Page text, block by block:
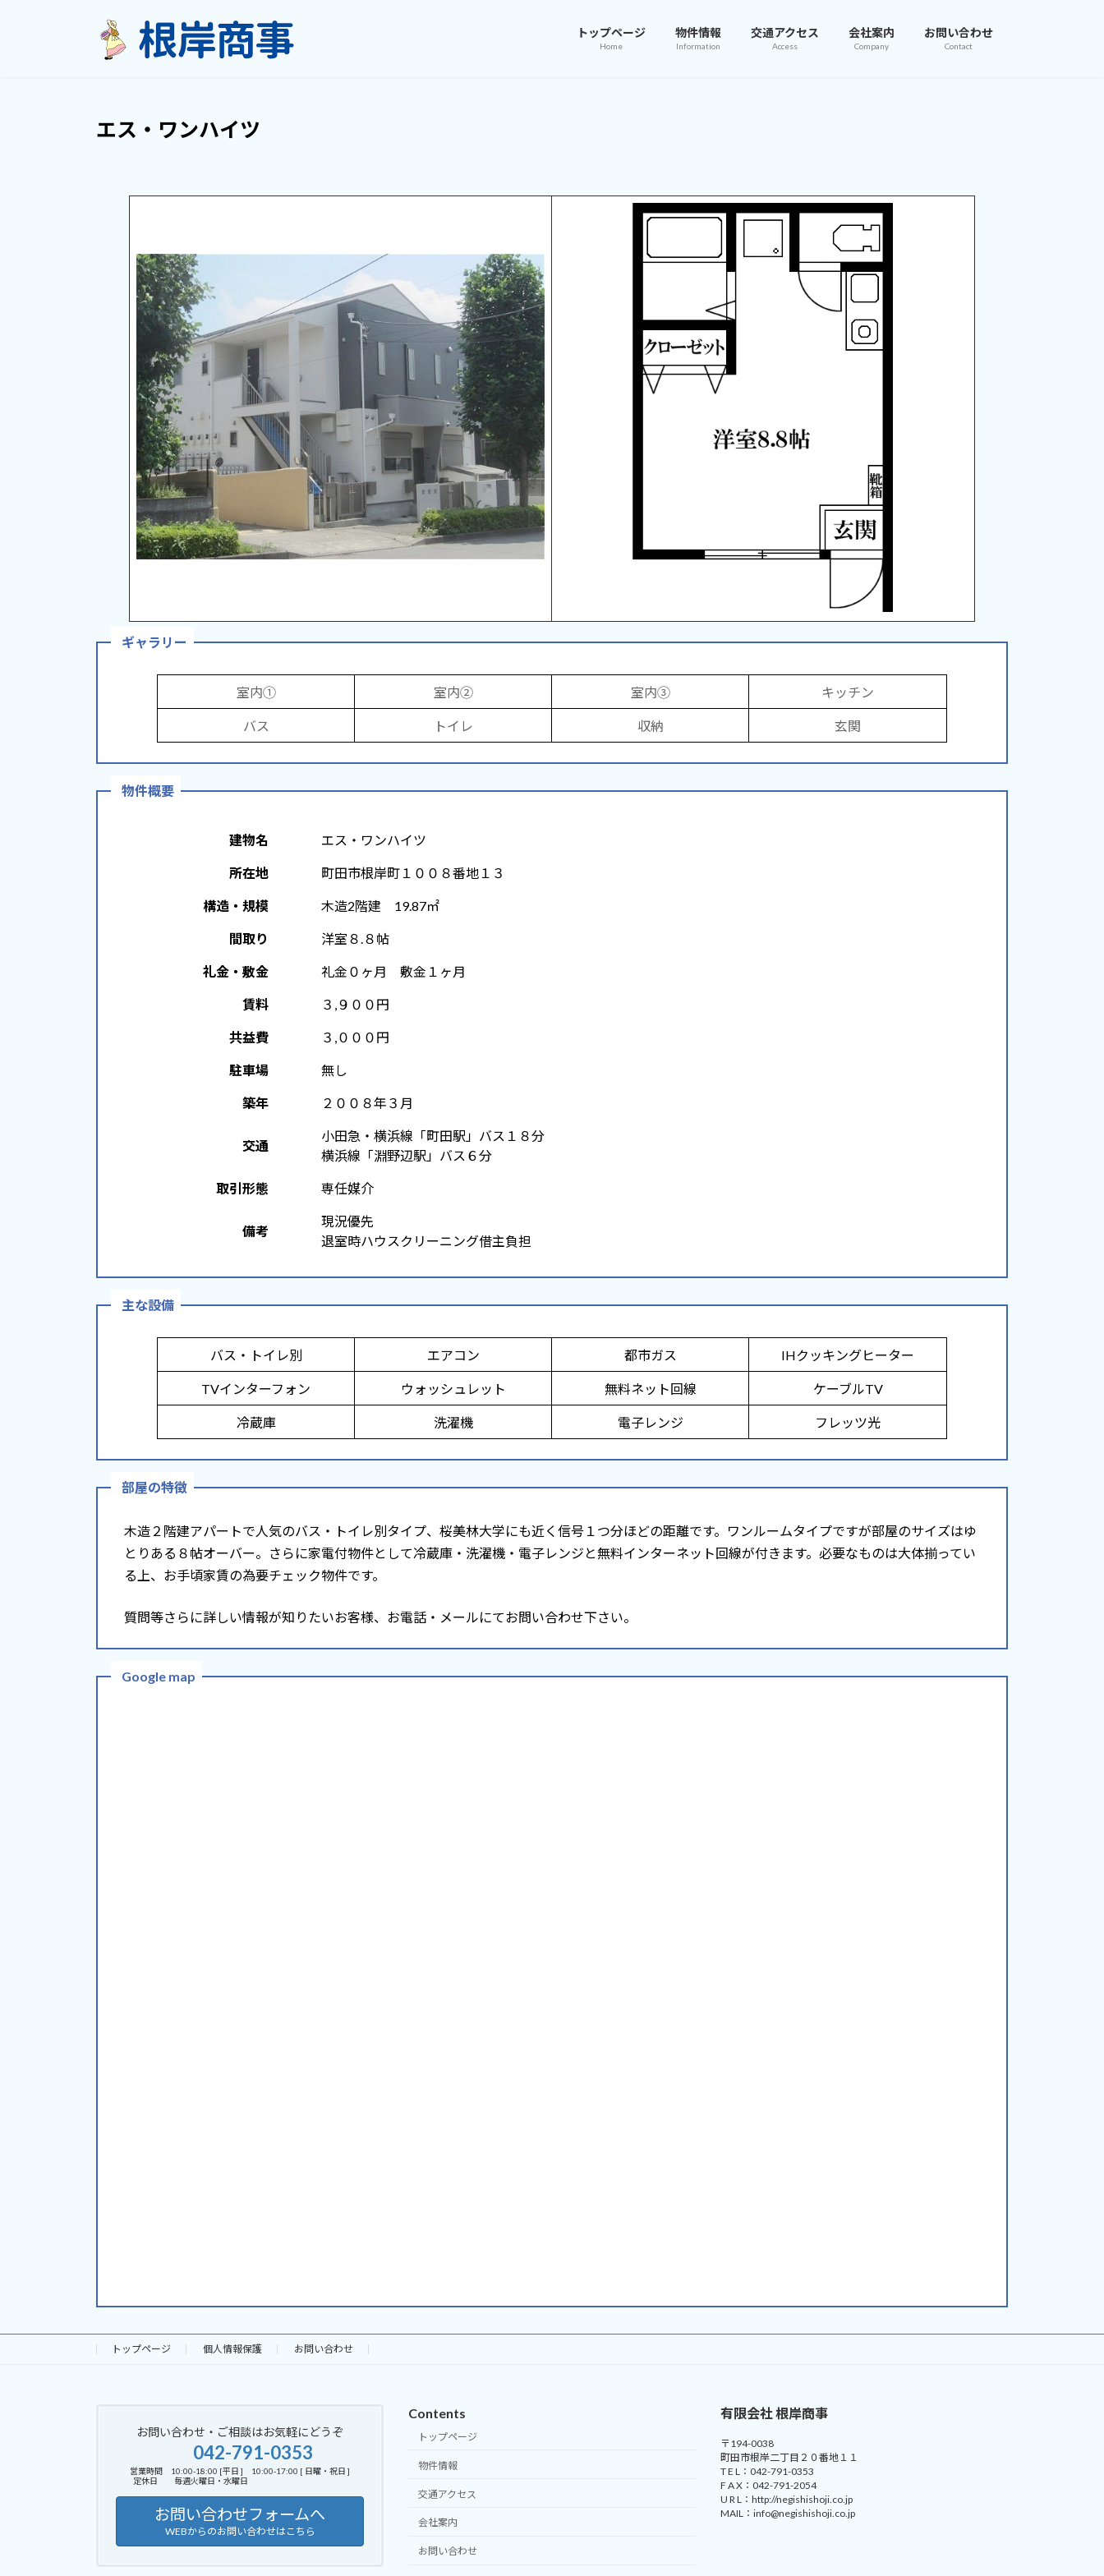
トップページ
Home
物件情報
Information
交通アクセス
Access
会社案内
Company
お問い合わせ
Contact
エス・ワンハイツ
ギャラリー
室内① 室内② 室内③ キッチン
バス トイレ 収納 玄関
物件概要
建物名 エス・ワンハイツ
所在地 町田市根岸町１００８番地１３
構造・規模 木造2階建 19.87㎡
間取り 洋室８.８帖
礼金・敷金 礼金０ヶ月 敷金１ヶ月
賃料 ３,９００円
共益費 ３,０００円
駐車場 無し
築年 ２００８年３月
交通
小田急・横浜線「町田駅」バス１８分
横浜線「淵野辺駅」バス６分
取引形態 専任媒介
備考
現況優先
退室時ハウスクリーニング借主負担
主な設備
バス・トイレ別 エアコン 都市ガス IHクッキングヒーター
TVインターフォン ウォッシュレット 無料ネット回線 ケーブルTV
冷蔵庫 洗濯機 電子レンジ フレッツ光
部屋の特徴
木造２階建アパートで人気のバス・トイレ別タイプ、桜美林大学にも近く信号１つ分ほどの距離です。ワンルームタイプですが部屋のサイズはゆ
とりある８帖オーバー。さらに家電付物件として冷蔵庫・洗濯機・電子レンジと無料インターネット回線が付きます。必要なものは大体揃ってい
る上、お手頃家賃の為要チェック物件です。
質問等さらに詳しい情報が知りたいお客様、お電話・メールにてお問い合わせ下さい。
Google map
トップページ 個人情報保護 お問い合わせ
お問い合わせ・ご相談はお気軽にどうぞ
042-791-0353
営業時間 10:00-18:00 [平日 ] 10:00-17:00 [ 日曜・祝日 ]
定休日 毎週火曜日・水曜日
お問い合わせフォームへ
WEBからのお問い合わせはこちら
Contents
トップページ
物件情報
交通アクセス
会社案内
お問い合わせ
有限会社 根岸商事
〒194-0038
町田市根岸二丁目２０番地１１
T E L：042-791-0353
F A X：042-791-2054
U R L：http://negishishoji.co.jp
MAIL：info@negishishoji.co.jp